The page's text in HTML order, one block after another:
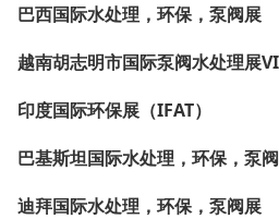
巴西国际水处理，环保，泵阀展
越南胡志明市国际泵阀水处理展
印度国际环保展（IFAT）
巴基斯坦国际水处理，环保，泵
迪拜国际水处理，环保，泵阀展